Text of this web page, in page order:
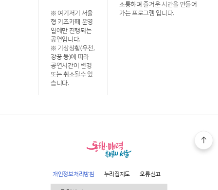
※ 여기저기 서울
형 키즈카페 운영
일에만 진행되는
공연입니다.
※ 기상상황(우천,
강풍 등)에 따라
공연시간이 변경
또는 취소될수 있
습니다.
소통하며 즐거운 시간을 만들어
가는 프로그램 입니다.
개인정보처리방침 누리집지도 오류신고